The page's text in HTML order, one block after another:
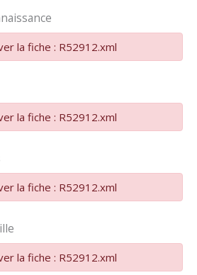
la fiche : R52912.xml
la fiche : R52912.xml
la fiche : R52912.xml
la fiche : R52912.xml